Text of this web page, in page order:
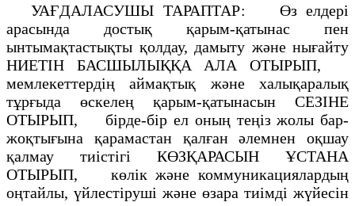
УАҒДАЛАСУШЫ ТАРАПТАР: Өз елдерi
арасында достық қарым-қатынас пен
ынтымақтастықты қолдау, дамыту және нығайту
НИЕТIН БАСШЫЛЫҚҚА АЛА ОТЫРЫП,
мемлекеттердің аймақтық және халықаралық
тұрғыда өскелең қарым-қатынасын СЕЗIНЕ
ОТЫРЫП, бiрде-бiр ел оның теңiз жолы бар-
жоқтығына қарамастан қалған әлемнен оқшау
қалмау тиiстiгi КӨЗҚАРАСЫН ҰСТАНА
ОТЫРЫП, көлiк және коммуникациялардың
оңтайлы, үйлестiрушi және өзара тиiмдi жүйесiн